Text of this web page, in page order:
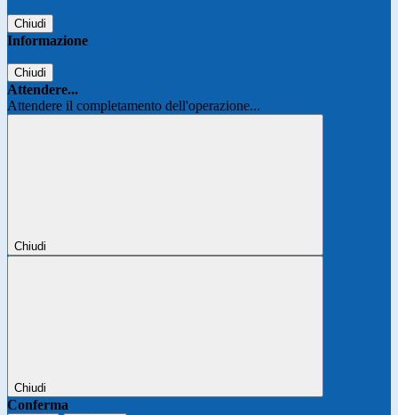
Chiudi
Informazione
Chiudi
Attendere...
Attendere il completamento dell'operazione...
Chiudi
Chiudi
Conferma